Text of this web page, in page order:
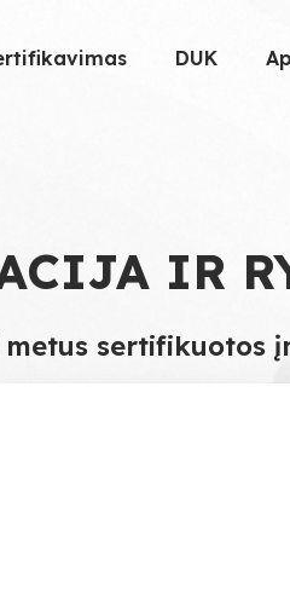
DUK
IR
sertifikuotos